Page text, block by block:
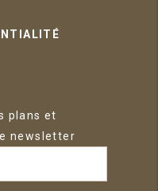
plans et
newsletter